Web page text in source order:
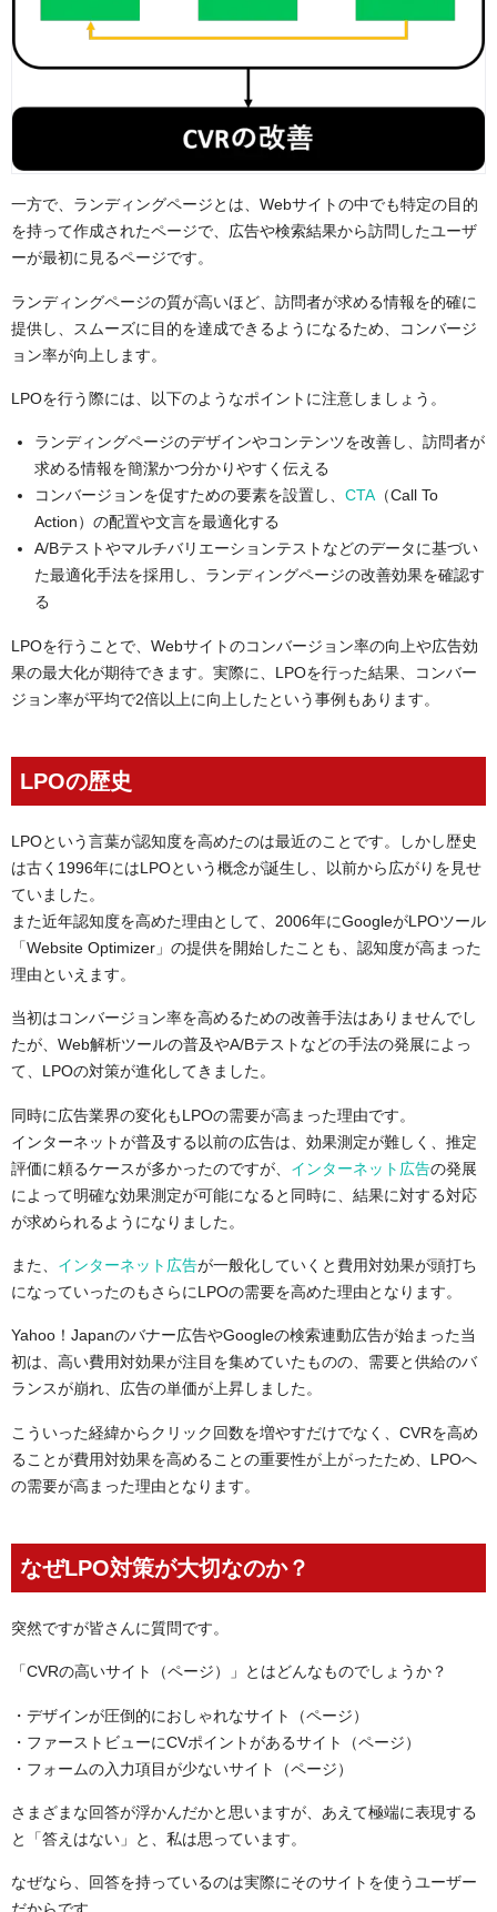
一方で、ランディングページとは、Webサイトの中でも特定の目的
を持って作成されたページで、広告や検索結果から訪問したユーザ
ーが最初に見るページです。
ランディングページの質が高いほど、訪問者が求める情報を的確に
提供し、スムーズに目的を達成できるようになるため、コンバージ
ョン率が向上します。
LPOを行う際には、以下のようなポイントに注意しましょう。
ランディングページのデザインやコンテンツを改善し、訪問者が
求める情報を簡潔かつ分かりやすく伝える
コンバージョンを促すための要素を設置し、 CTA（Call To
Action）の配置や文言を最適化する
A/Bテストやマルチバリエーションテストなどのデータに基づい
た最適化手法を採用し、ランディングページの改善効果を確認す
る
LPOを行うことで、Webサイトのコンバージョン率の向上や広告効
果の最大化が期待できます。実際に、LPOを行った結果、コンバー
ジョン率が平均で2倍以上に向上したという事例もあります。
LPOの歴史
LPOという言葉が認知度を高めたのは最近のことです。しかし歴史
は古く1996年にはLPOという概念が誕生し、以前から広がりを見せ
ていました。
また近年認知度を高めた理由として、2006年にGoogleがLPOツール
「Website Optimizer」の提供を開始したことも、認知度が高まった
理由といえます。
当初はコンバージョン率を高めるための改善手法はありませんでし
たが、Web解析ツールの普及やA/Bテストなどの手法の発展によっ
て、LPOの対策が進化してきました。
同時に広告業界の変化もLPOの需要が高まった理由です。
インターネットが普及する以前の広告は、効果測定が難しく、推定
評価に頼るケースが多かったのですが、 インターネット広告の発展
によって明確な効果測定が可能になると同時に、結果に対する対応
が求められるようになりました。
また、 インターネット広告が一般化していくと費用対効果が頭打ち
になっていったのもさらにLPOの需要を高めた理由となります。
Yahoo！Japanのバナー広告やGoogleの検索連動広告が始まった当
初は、高い費用対効果が注目を集めていたものの、需要と供給のバ
ランスが崩れ、広告の単価が上昇しました。
こういった経緯からクリック回数を増やすだけでなく、CVRを高め
ることが費用対効果を高めることの重要性が上がったため、LPOへ
の需要が高まった理由となります。
なぜLPO対策が大切なのか？
突然ですが皆さんに質問です。
「CVRの高いサイト（ページ）」とはどんなものでしょうか？
・デザインが圧倒的におしゃれなサイト（ページ）
・ファーストビューにCVポイントがあるサイト（ページ）
・フォームの入力項目が少ないサイト（ページ）
さまざまな回答が浮かんだかと思いますが、あえて極端に表現する
と「答えはない」と、私は思っています。
なぜなら、回答を持っているのは実際にそのサイトを使うユーザー